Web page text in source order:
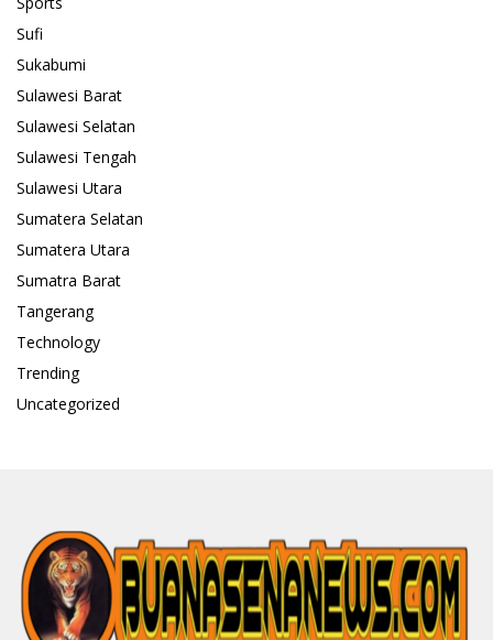
Sufi
Sukabumi
Sulawesi Barat
Sulawesi Selatan
Sulawesi Tengah
Sulawesi Utara
Sumatera Selatan
Sumatera Utara
Sumatra Barat
Tangerang
Technology
Trending
Uncategorized